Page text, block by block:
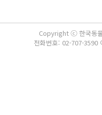
Copyright ⓒ 한국동
전화번호: 02-707-